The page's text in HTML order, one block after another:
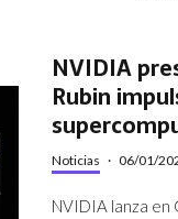
NVIDIA
Rubin
Noticias · 06/01/
NVIDIA lanza en